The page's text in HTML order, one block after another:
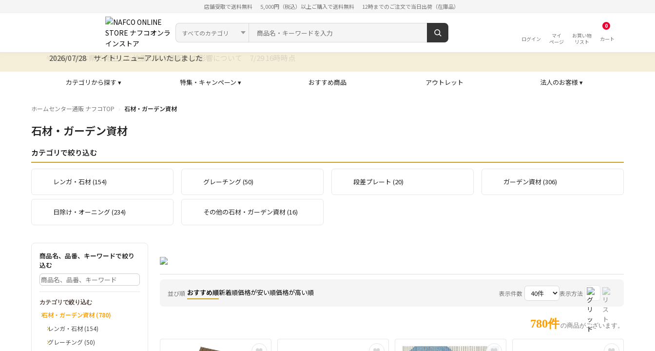
店舗受取で送料無料 5,000円（税込）以上ご購入で送料無料 12時までのご注文で当日出荷（在庫品）
カテゴリ
検索キーワード
ログイン
マイ
ページ
お買い物
リスト
0
カート
2026/07/28 サイトリニューアルいたしました
カテゴリから探す ▾ 特集・キャンペーン ▾ おすすめ商品 アウトレット 法人のお客様 ▾
ホームセンター通販 ナフコTOP 石材・ガーデン資材
石材・ガーデン資材
カテゴリで絞り込む
レンガ・石材 (154) グレーチング (50) 段差プレート (20) ガーデン資材 (306)
日除け・オーニング (234) その他の石材・ガーデン資材 (16)
商品名、品番、キーワードで絞り
込む
カテゴリで絞り込む
石材・ガーデン資材 (780)
レンガ・石材 (154)
グレーチング (50)
並び順 おすすめ順新着順価格が安い順価格が高い順 表示件数 表示方法
780件の商品がございます。